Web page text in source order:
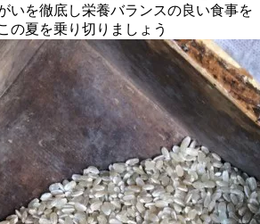
いを徹底し栄養バランスの良い食事を
の夏を乗り切りましょう